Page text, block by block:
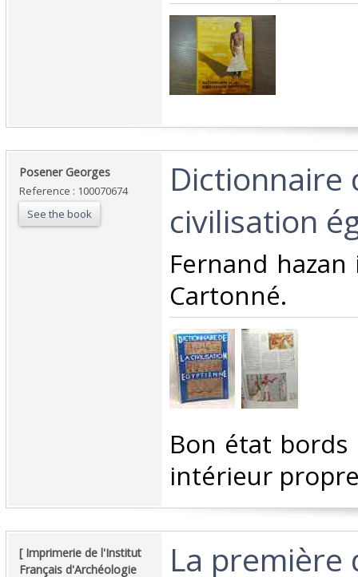
‎Posener Georges‎
Reference : 100070674
See the book
‎Dictionnaire
civilisation
‎Fernand hazan
Cartonné.‎
‎Bon état
intérieur
‎[ Imprimerie de l'Institut
Français d'Archéologie
‎La